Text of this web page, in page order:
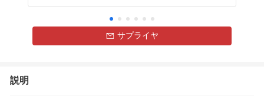
サプライヤ
説明